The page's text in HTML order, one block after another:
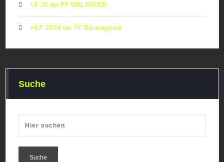
LF 20 der FF WALSRODE
HLF 20/16 der FF Bönningstedt
Suche